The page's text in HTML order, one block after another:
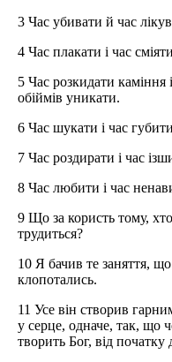
3 Час убивати й час
4 Час плакати і час
5 Час розкидати каміння
обіймів уникати.
6 Час шукати і час
7 Час роздирати і час
8 Час любити і час
9 Що за користь тому,
трудиться?
10 Я бачив те заняття,
клопотались.
11 Усе він створив
у серце, одначе, так, що
творить Бог, від початку